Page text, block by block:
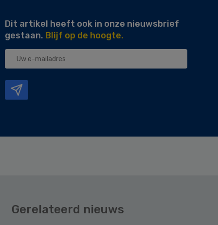
Dit artikel heeft ook in onze nieuwsbrief
gestaan. Blijf op de hoogte.
Uw
Gerelateerd nieuws